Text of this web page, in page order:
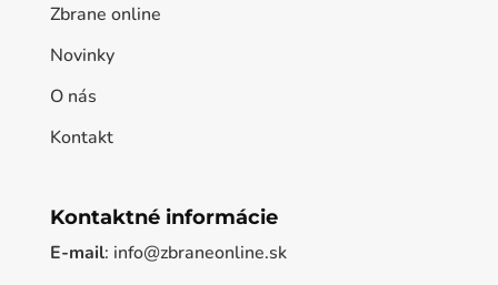
Zbrane online
Novinky
O nás
Kontakt
Kontaktné informácie
E-mail: info@zbraneonline.sk